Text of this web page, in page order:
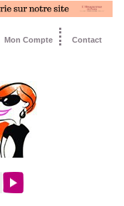
Contact
Mon Compte